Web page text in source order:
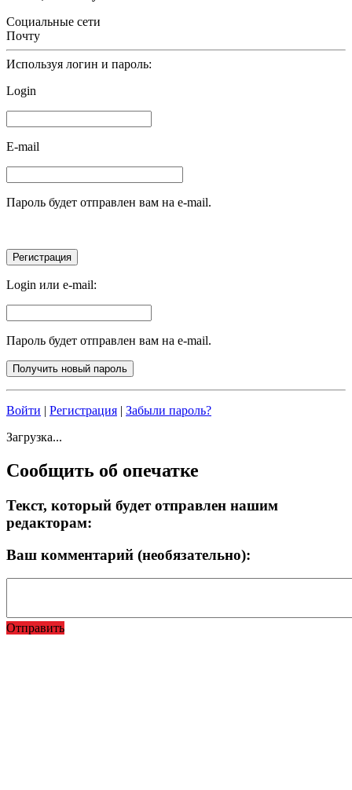
Социальные сети
Почту
Используя логин и пароль:
Login
E-mail
Пароль будет отправлен вам на e-mail.
Login или e-mail:
Пароль будет отправлен вам на e-mail.
Войти | Регистрация | Забыли пароль?
Загрузка...
Сообщить об опечатке
Текст, который будет отправлен нашим
редакторам:
Ваш комментарий (необязательно):
Отправить